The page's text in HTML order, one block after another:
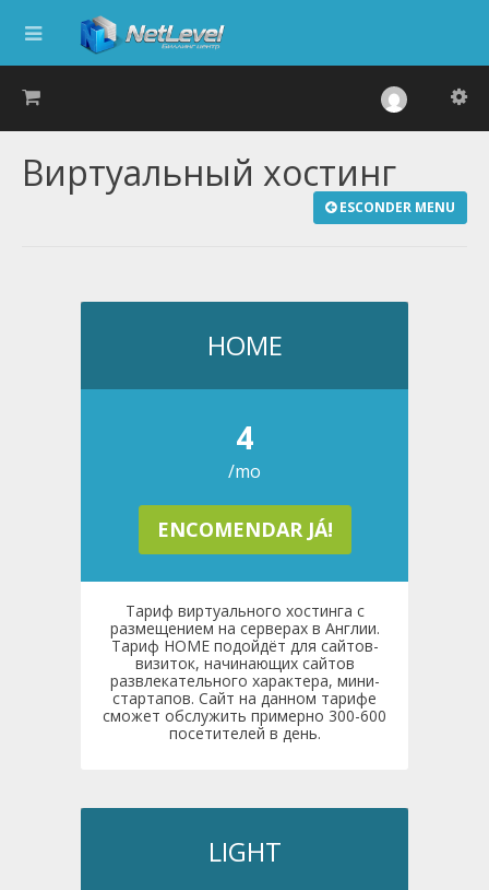
Виртуальный хостинг
ESCONDER MENU
HOME
4
/mo
ENCOMENDAR JÁ!
Тариф виртуального хостинга с
размещением на серверах в Англии.
Тариф HOME подойдёт для сайтов-
визиток, начинающих сайтов
развлекательного характера, мини-
стартапов. Сайт на данном тарифе
сможет обслужить примерно 300-600
посетителей в день.
LIGHT